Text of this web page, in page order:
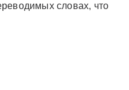
словах, что